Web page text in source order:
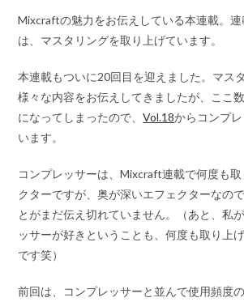
Mixcraftの魅力をお伝えしている本連載。
は、マスタリングを取り上げています。
本連載もついに20回目を迎えました。マス
様々な内容をお伝えしてきましたが、ここ
になってしまったので、Vol.18からコンプ
います。
コンプレッサーは、Mixcraft連載で何度も
クターですが、奥が深いエフェクターなの
とがまだ伝え切れていません。（あと、私
ッサーが好きということも、何度も取り上
です笑）
前回は、コンプレッサーと並んで使用頻度